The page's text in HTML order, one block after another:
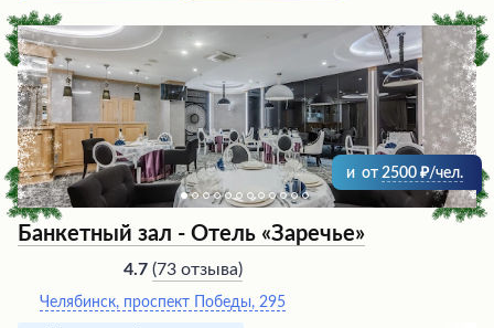
находятся бассейны с термальной водой, в том числе
на открытом воздухе, сауны и другие оздоровительные
зоны. Гостей ждет разнообразное вкусное питание по
системе "шведский стол" и качественное обслуживание
в атмосфере роскоши и релакса.
и от 2500 /чел.
Банкетный зал - Отель «Заречье»
4.7 (73 отзыва)
Челябинск, проспект Победы, 295